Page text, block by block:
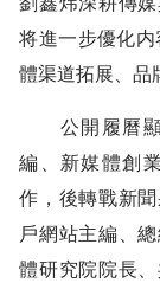
将進一步優化
體渠道拓展、品
公開履曆顯
編、新媒體創
作，後轉戰新
戶網站主編、
體研究院院長、